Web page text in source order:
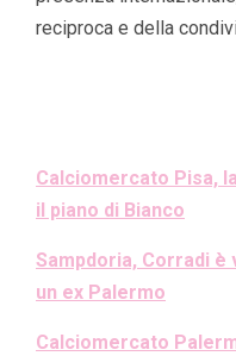
reciproca e della
Calciomercato Pisa,
il piano di Bianco
Sampdoria, Corradi
un ex Palermo
Calciomercato